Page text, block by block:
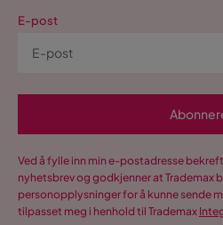
E-post
Ved å fylle inn min e-postadresse
nyhetsbrev og godkjenner at Trademax
personopplysninger for å kunne sende
tilpasset meg i henhold til Trademax